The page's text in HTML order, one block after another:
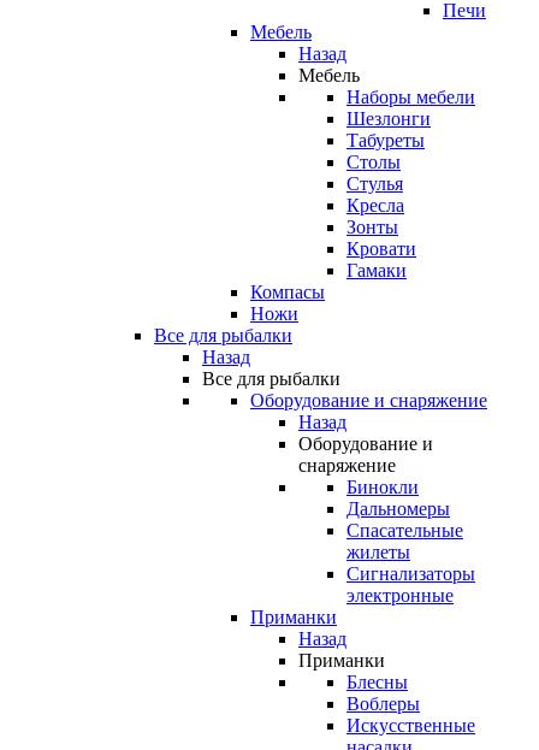
Печи
Мебель
Назад
Мебель
Наборы мебели
Шезлонги
Табуреты
Столы
Стулья
Кресла
Зонты
Кровати
Гамаки
Компасы
Ножи
Все для рыбалки
Назад
Все для рыбалки
Оборудование и снаряжение
Назад
Оборудование и
снаряжение
Бинокли
Дальномеры
Спасательные
жилеты
Сигнализаторы
электронные
Приманки
Назад
Приманки
Блесны
Воблеры
Искусственные